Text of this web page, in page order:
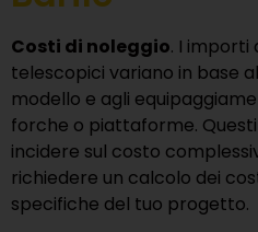
Costi di noleggio. I importi
telescopici variano in base
modello e agli
forche o piattaforme.
incidere sul costo
richiedere un calcolo dei
specifiche del tuo progetto.